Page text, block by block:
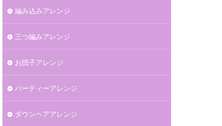
編み込みアレンジ
三つ編みアレンジ
お団子アレンジ
パーティーアレンジ
ダウンヘアアレンジ